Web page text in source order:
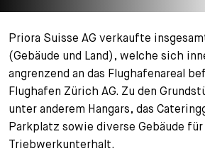
Guide
Legal Insight
Übersicht
Anwälte
Substituten
Kurzpraktikanten
Stellen
Offene Stellen
Bewerben
Bewerbungsprozess
Fragen und Antworten
Ihre Karriere
Ihre Karriere bei uns
Suche
EN DE FR
Priora Suisse AG verkaufte
(Gebäude und Land), welche sich
angrenzend an das Flughafenareal
Flughafen Zürich AG. Zu den
unter anderem Hangars, das
Parkplatz sowie diverse Gebäude für
Triebwerkunterhalt.